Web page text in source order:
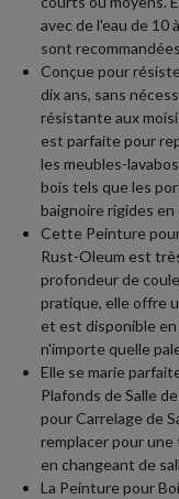
avec de l'eau de 10
sont
Conçue pour
dix ans, sans
résistante aux
est parfaite pour
les meubles-
bois tels que les
baignoire rigides
Cette Peinture
Rust-Oleum est
profondeur de
pratique, elle offre
et est disponible
n'importe quelle
Elle se marie
Plafonds de Salle
pour Carrelage de
remplacer pour
en changeant de
La Peinture pour